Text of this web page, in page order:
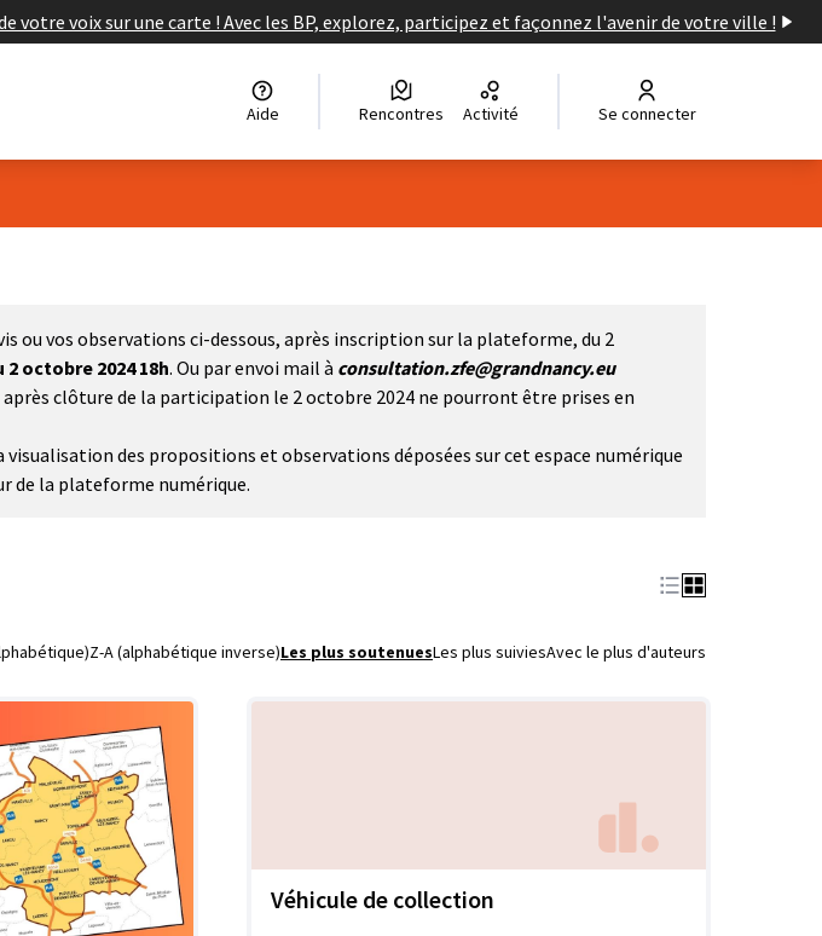
votre voix sur une carte ! Avec les BP, explorez, participez et façonnez l'avenir de votre ville !
Aide Rencontres Activité Se connecter
ou vos observations ci-dessous, après inscription sur la plateforme, du 2
2 octobre 2024 18h. Ou par envoi mail à consultation.zfe@grandnancy.eu
clôture de la participation le 2 octobre 2024 ne pourront être prises en
des propositions et observations déposées sur cet espace numérique
de la plateforme numérique.
Z-A (alphabétique inverse)Les plus soutenuesLes plus suiviesAvec le plus d'auteurs
Véhicule de collection